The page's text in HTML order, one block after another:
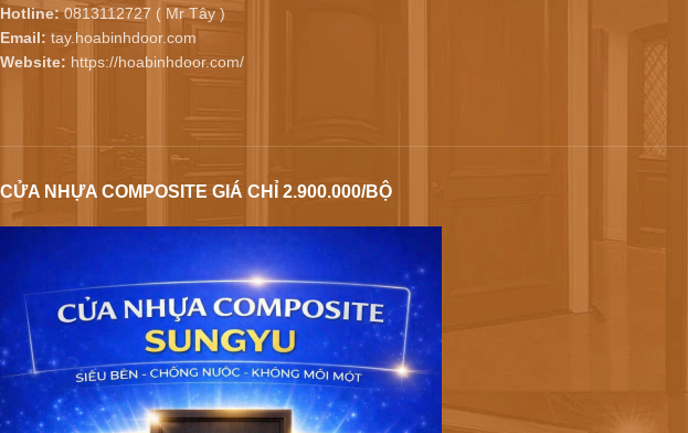
Hotline:0813112727 ( Mr Tây )
Email: tay.hoabinhdoor.com
Website: https://hoabinhdoor.com/
CỬA NHỰA COMPOSITE GIÁ CHỈ 2.900.000/BỘ